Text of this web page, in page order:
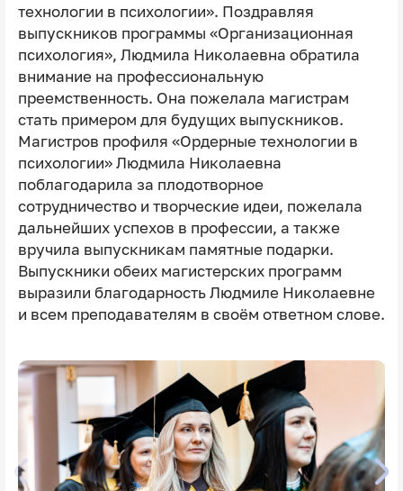
технологии в психологии». Поздравляя
выпускников программы «Организационная
психология», Людмила Николаевна обратила
внимание на профессиональную
преемственность. Она пожелала магистрам
стать примером для будущих выпускников.
Магистров профиля «Ордерные технологии в
психологии» Людмила Николаевна
поблагодарила за плодотворное
сотрудничество и творческие идеи, пожелала
дальнейших успехов в профессии, а также
вручила выпускникам памятные подарки.
Выпускники обеих магистерских программ
выразили благодарность Людмиле Николаевне
и всем преподавателям в своём ответном слове.